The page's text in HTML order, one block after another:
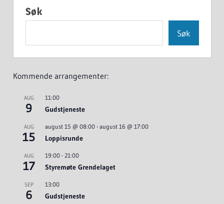
Søk
Søk
Kommende arrangementer:
AUG
9
11:00
Gudstjeneste
AUG
15
august 15 @ 08:00- august 16 @ 17:00
Loppisrunde
AUG
17
19:00- 21:00
Styremøte Grendelaget
SEP
6
13:00
Gudstjeneste